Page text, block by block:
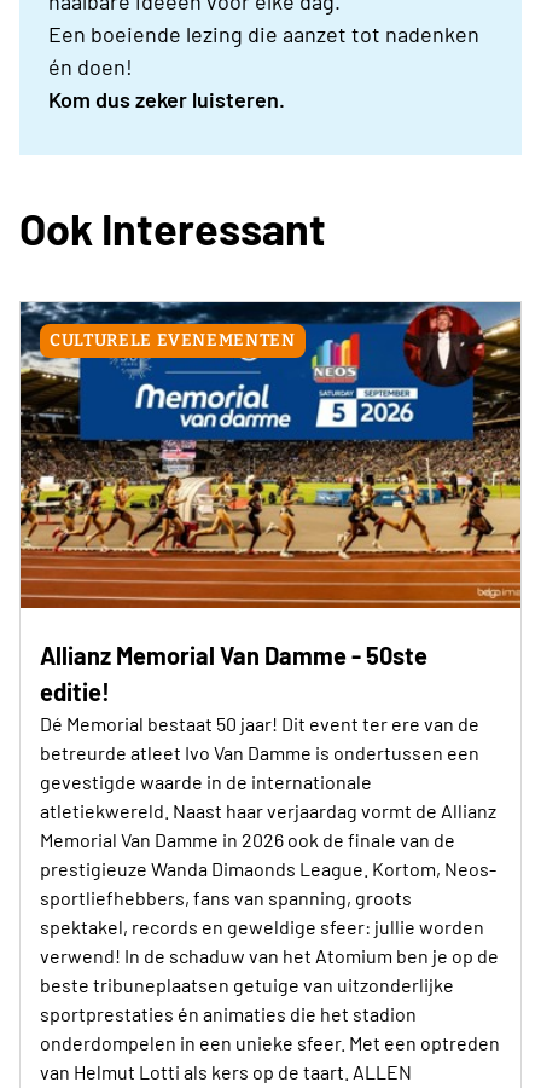
Een boeiende lezing die aanzet tot nadenken
én doen!
Kom dus zeker luisteren.
Ook Interessant
CULTURELE EVENEMENTEN
Allianz Memorial Van Damme - 50ste
editie!
Dé Memorial bestaat 50 jaar! Dit event ter ere van de
betreurde atleet Ivo Van Damme is ondertussen een
gevestigde waarde in de internationale
atletiekwereld. Naast haar verjaardag vormt de Allianz
Memorial Van Damme in 2026 ook de finale van de
prestigieuze Wanda Dimaonds League. Kortom, Neos-
sportliefhebbers, fans van spanning, groots
spektakel, records en geweldige sfeer: jullie worden
verwend! In de schaduw van het Atomium ben je op de
beste tribuneplaatsen getuige van uitzonderlijke
sportprestaties én animaties die het stadion
onderdompelen in een unieke sfeer. Met een optreden
van Helmut Lotti als kers op de taart. ALLEN